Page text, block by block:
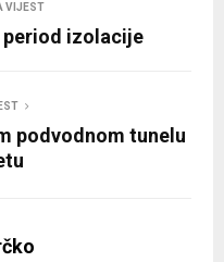
VIJEST
period izolacije
podvodnom tunelu